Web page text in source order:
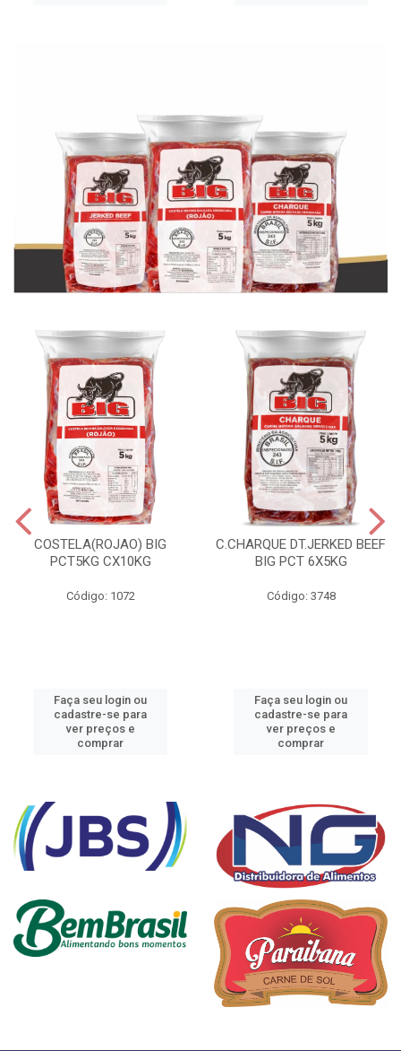
COSTELA(ROJAO) BIG
PCT5KG CX10KG
Código: 1072
Faça seu login ou
cadastre-se para
ver preços e
comprar
C.CHARQUE DT.JERKED BEEF
BIG PCT 6X5KG
Código: 3748
Faça seu login ou
cadastre-se para
ver preços e
comprar